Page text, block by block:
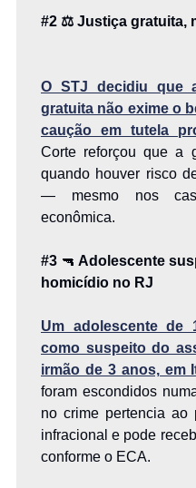
#2 ⚖️ Justiça gratuita,
O STJ decidiu que
gratuita não exime o
caução em tutela
Corte reforçou que a
quando houver risco
— mesmo nos
econômica.
#3 🔫 Adolescente
homicídio no RJ
Um adolescente de
como suspeito do
irmão de 3 anos, em
foram escondidos
no crime pertencia ao
infracional e pode
conforme o ECA.